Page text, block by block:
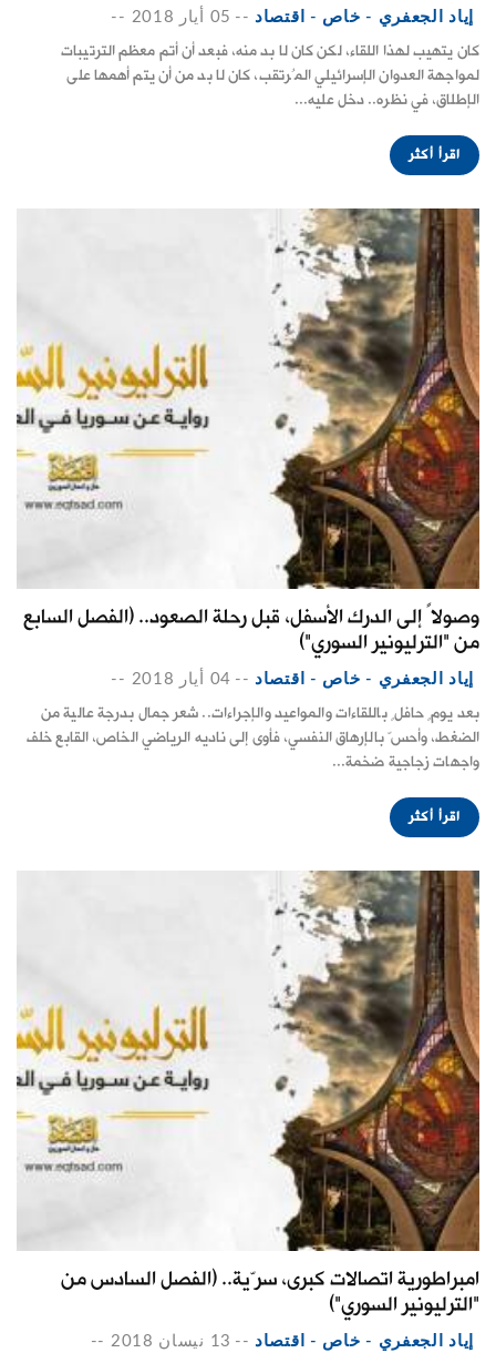
إياد الجعفري - خاص - اقتصاد -- 05 أيار 2018 --
كان يتهيب لهذا اللقاء، لكن كان لا بد منه، فبعد أن أتم معظم الترتيبات
لمواجهة العدوان الإسرائيلي المُرتقب، كان لا بد من أن يتم أهمها على
الإطلاق، في نظره.. دخل عليه...
اقرأ أكثر
وصولاً إلى الدرك الأسفل، قبل رحلة الصعود.. (الفصل السابع
من "الترليونير السوري")
إياد الجعفري - خاص - اقتصاد -- 04 أيار 2018 --
بعد يومٍ حافلٍ باللقاءات والمواعيد والإجراءات.. شعر جمال بدرجة عالية من
الضغط، وأحسّ بالإرهاق النفسي، فأوى إلى ناديه الرياضي الخاص، القابع خلف
واجهات زجاجية ضخمة...
اقرأ أكثر
امبراطورية اتصالات كبرى، سرّية.. (الفصل السادس من
"الترليونير السوري")
إياد الجعفري - خاص - اقتصاد -- 13 نيسان 2018 --